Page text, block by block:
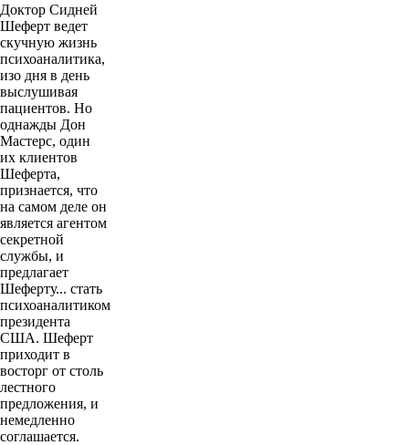
Доктор Сидней
Шеферт ведет
скучную жизнь
психоаналитика,
изо дня в день
выслушивая
пациентов. Но
однажды Дон
Мастерс, один
их клиентов
Шеферта,
признается, что
на самом деле он
является агентом
секретной
службы, и
предлагает
Шеферту... стать
психоаналитиком
президента
США. Шеферт
приходит в
восторг от столь
лестного
предложения, и
немедленно
соглашается.